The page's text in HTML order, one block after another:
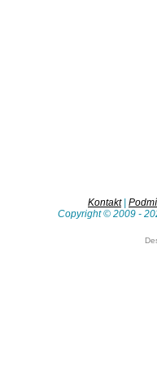
Kontakt|
Copyright © 2009 -